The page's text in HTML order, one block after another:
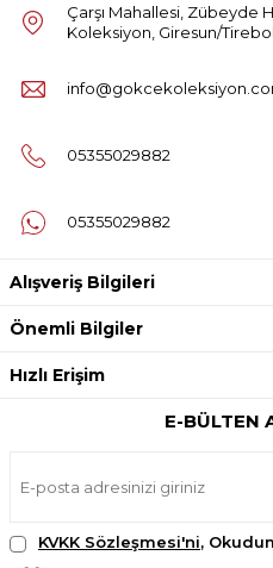
Çarşı Mahallesi, Zübeyde
Koleksiyon, Giresun/
05355029882
05355029882
Alışveriş Bilgileri
Önemli Bilgiler
Hızlı Erişim
E-BÜLTEN
KVKK Sözleşmesi'ni,